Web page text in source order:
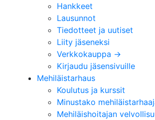
Hankkeet
Lausunnot
Tiedotteet ja uutiset
Liity jäseneksi
Verkkokauppa →
Kirjaudu jäsensivuille
Mehiläistarhaus
Koulutus ja kurssit
Minustako
Mehiläishoitajan